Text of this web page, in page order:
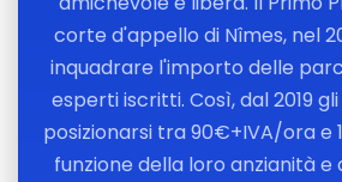
corte d'appello di Nîmes, nel
inquadrare l'importo delle
esperti iscritti. Così, dal 2019
posizionarsi tra 90€+IVA/ora e
funzione della loro anzianità e